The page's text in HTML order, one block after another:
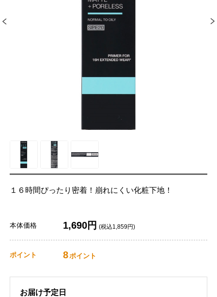
１６時間ぴったり密着！崩れにくい化粧下地！
本体価格 1,690円 (税込1,859円)
ポイント 8ポイント
お届け予定日